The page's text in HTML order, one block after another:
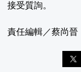
接受質詢。
責任編輯／蔡尚晉